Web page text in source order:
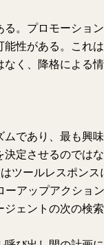
。プロモーショ
性がある。これ
く、降格による情
であり、最も興
定させるのでは
ツールレスポン
アップアクショ
ェントの次の検